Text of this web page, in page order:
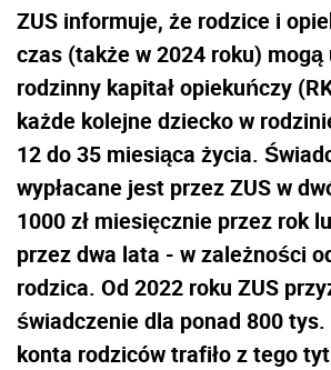
ZUS informuje, że rodzice i
czas (także w 2024 roku)
rodzinny kapitał opiekuńczy
każde kolejne dziecko w
12 do 35 miesiąca życia.
wypłacane jest przez ZUS w
1000 zł miesięcznie przez rok
przez dwa lata - w zależności
rodzica. Od 2022 roku ZUS
świadczenie dla ponad 800
konta rodziców trafiło z tego